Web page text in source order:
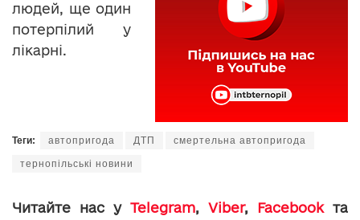
людей, ще один
потерпілий у
лікарні.
Теги: автопригода ДТП смертельна автопригода
тернопільські новини
Читайте нас у Telegram, Viber, Facebookта